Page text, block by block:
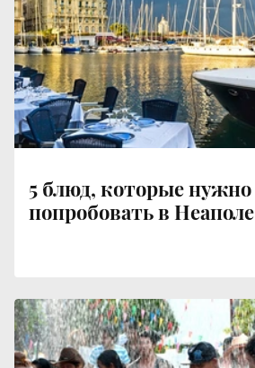
5 блюд, которые нужно
попробовать в Неаполе